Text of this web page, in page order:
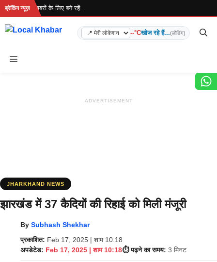
Skip
content
ब्रेकिंग न्यूज़
है... ताज़ा खबरों के लिए बने रहें...
--°Cखोज रहे हैं...(लोडिंग)
Menu
ADVERTISEMENT
JHARKHAND NEWS
झारखंड में 37 कैदियों की रिहाई को मिली मंजूरी
By Subhash Shekhar
प्रकाशित: Feb 17, 2025 | शाम 10:18
अपडेटेड: Feb 17, 2025 | शाम 10:18⏱️ पढ़ने का समय: 3 मिनट